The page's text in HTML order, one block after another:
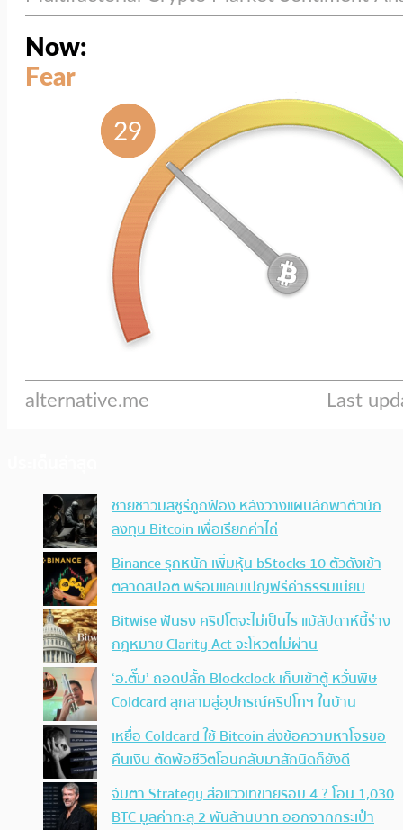
ชายชาวมิสซูรีถูกฟ้อง หลังวางแผนลักพาตัวนัก
ลงทุน Bitcoin เพื่อเรียกค่าไถ่
Binance รุกหนัก เพิ่มหุ้น bStocks 10 ตัวดังเข้า
ตลาดสปอต พร้อมแคมเปญฟรีค่าธรรมเนียม
Bitwise ฟันธง คริปโตจะไม่เป็นไร แม้สัปดาห์นี้ร่าง
กฎหมาย Clarity Act จะโหวตไม่ผ่าน
‘อ.ตั๊ม’ ถอดปลั้ก Blockclock เก็บเข้าตู้ หวั่นพิษ
Coldcard ลุกลามสู่อุปกรณ์คริปโทฯ ในบ้าน
เหยื่อ Coldcard ใช้ Bitcoin ส่งข้อความหาโจรขอ
คืนเงิน ตัดพ้อชีวิตโอนกลับมาสักนิดก็ยังดี
จับตา Strategy ส่อแววเทขายรอบ 4 ? โอน 1,030
BTC มูลค่าทะลุ 2 พันล้านบาท ออกจากกระเป๋า